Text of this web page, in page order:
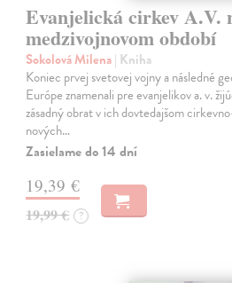
Evanjelická cirkev A.V.
medzivojnovom období
Sokolová Milena| Kniha
Koniec prvej svetovej vojny a následné
Európe znamenali pre evanjelikov a. v.
zásadný obrat v ich dovtedajšom
nových…
Zasielame do 14 dní
19,39 €
19,99 € ?